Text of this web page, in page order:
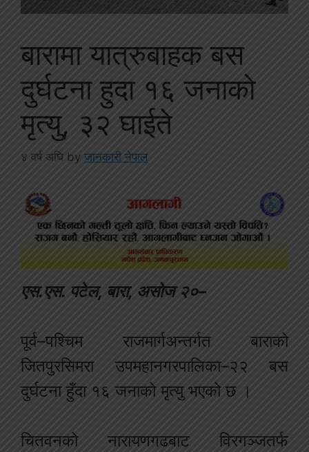
बारामा यात्रुबाहक बस
दुर्घटना हुदा १६ जनाको
मृत्यु, ३२ घाईते
४ वर्ष अघि by जानकारी नेपाल
एस.एस. पटेल, बारा, असोज २०–
पूर्व–पश्चिम राजमार्गअन्तर्गत बाराको
जितपुरसिमरा उपमहानगरपालिका–२२ बस
दुर्घटना हुँदा १६ जनाको मृत्यु भएको छ ।
चितवनको नारायणगढबाट विरगञ्जतर्फ